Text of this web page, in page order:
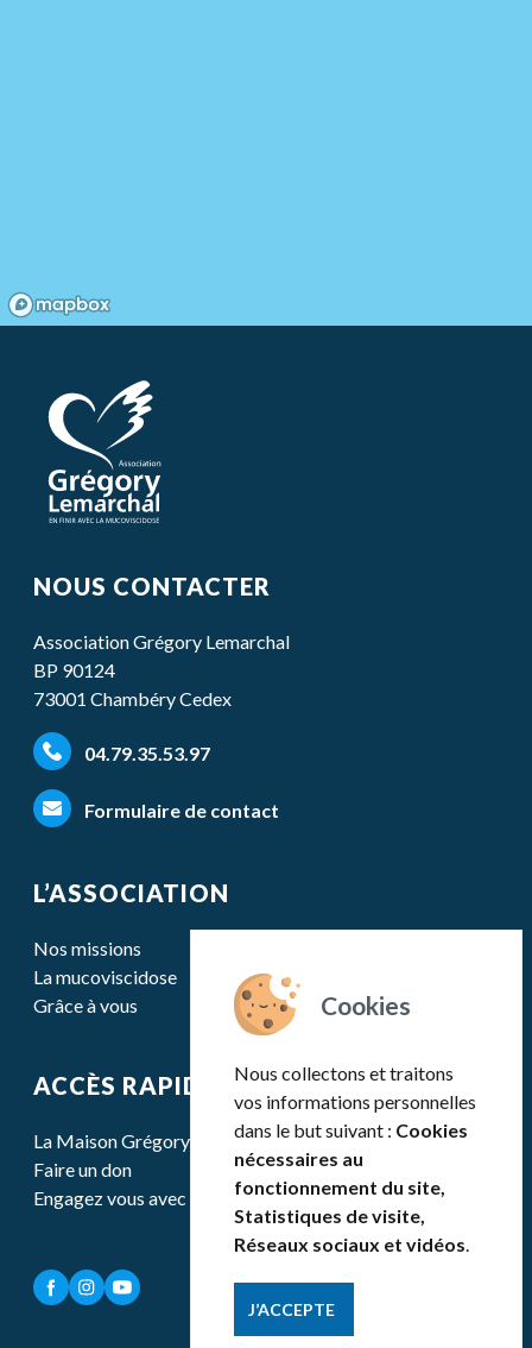
Nous collectons et traitons
vos informations personnelles
dans le but suivant : Cookies
nécessaires au
fonctionnement du site,
Statistiques de visite,
Réseaux sociaux et vidéos.
J’ACCEPTE
NOUS CONTACTER
Association Grégory Lemarchal
BP 90124
73001 Chambéry Cedex
04.79.35.53.97
Formulaire de contact
L’ASSOCIATION
Nos missions
La mucoviscidose
Grâce à vous
ACCÈS RAPIDE
La Maison Grégory Lemarchal
Faire un don
Engagez vous avec nous